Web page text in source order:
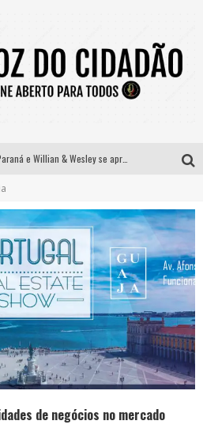
Paraná e Willian & Wesley se apresentam no Carretão Trevo Contagem nesta sexta-feira
Banda Mole de BH anuncia Kayete como madrinha do bloco
Definidas as 12 finalistas do concurso Rainha do Pedro Leopoldo Rodeio Show 2026
de negócios no mercado